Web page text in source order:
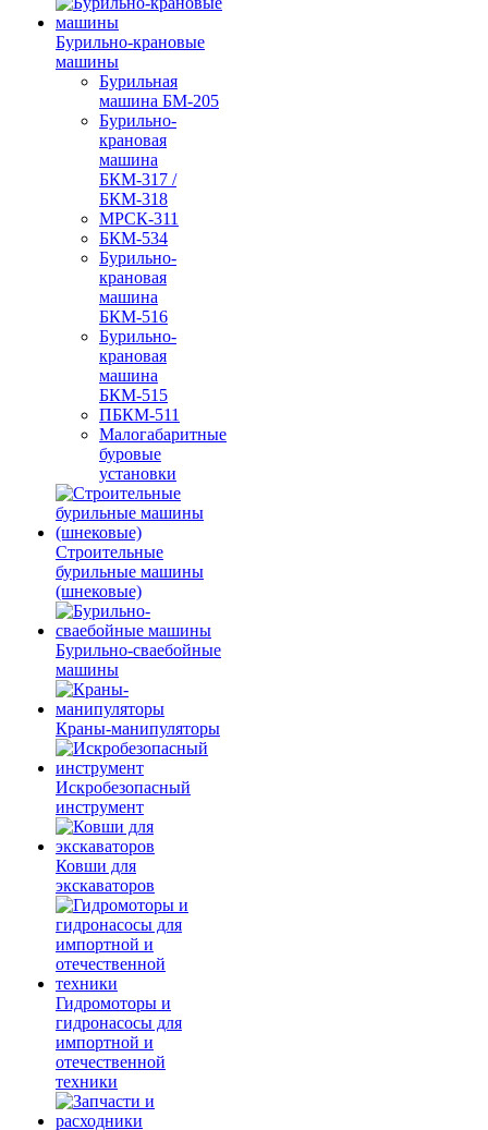
Бурильно-крановые
машины
Бурильная
машина БМ-205
Бурильно-
крановая
машина
БКМ-317 /
БКМ-318
МРСК-311
БКМ-534
Бурильно-
крановая
машина
БКМ-516
Бурильно-
крановая
машина
БКМ-515
ПБКМ-511
Малогабаритные
буровые
установки
Строительные
бурильные машины
(шнековые)
Бурильно-сваебойные
машины
Краны-манипуляторы
Искробезопасный
инструмент
Ковши для
экскаваторов
Гидромоторы и
гидронасосы для
импортной и
отечественной
техники